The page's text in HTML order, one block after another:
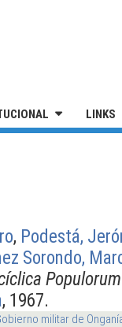
LINKS
, Podestá,
Sorondo,
, 1967.
militar de